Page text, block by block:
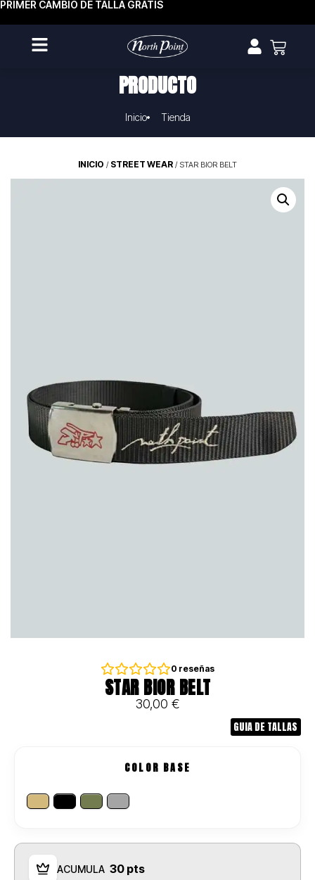
PRIMER CAMBIO DE TALLA GRATIS
PRODUCTO
Inicio Tienda
INICIO / STREET WEAR / STAR BIOR BELT
0 reseñas
STAR BIOR BELT
30,00 €
GUIA DE TALLAS
COLOR BASE
ACUMULA 30 pts